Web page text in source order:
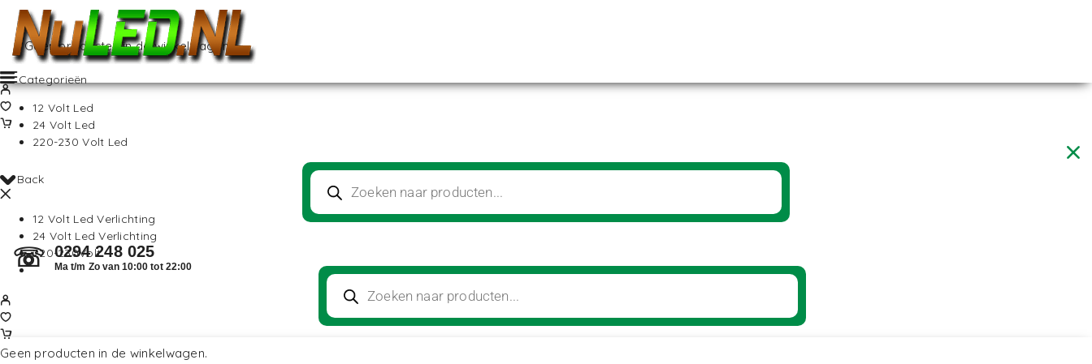
Geen producten in de winkelwagen.
Back
12 Volt Led Verlichting
24 Volt Led Verlichting
220-230Volt
Categorieën
12 Volt Led
24 Volt Led
220-230 Volt Led
☏ 0294 248 025
Ma t/m Zo van 10:00 tot 22:00
Geen producten in de winkelwagen.